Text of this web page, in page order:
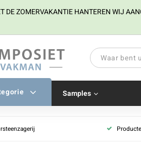
DE ZOMERVAKANTIE HANTEREN WIJ
Samples